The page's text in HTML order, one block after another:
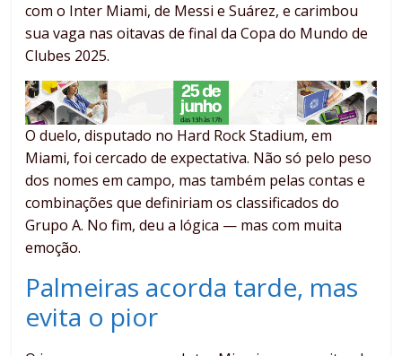
com o Inter Miami, de Messi e Suárez, e carimbou
sua vaga nas oitavas de final da Copa do Mundo de
Clubes 2025.
O duelo, disputado no Hard Rock Stadium, em
Miami, foi cercado de expectativa. Não só pelo peso
dos nomes em campo, mas também pelas contas e
combinações que definiriam os classificados do
Grupo A. No fim, deu a lógica — mas com muita
emoção.
Palmeiras acorda tarde, mas
evita o pior